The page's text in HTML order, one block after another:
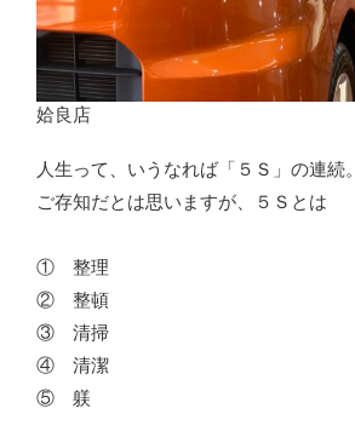
姶良店
人生って、いうなれば「５Ｓ」の連続。
ご存知だとは思いますが、５Ｓとは
① 整理
② 整頓
③ 清掃
④ 清潔
⑤ 躾